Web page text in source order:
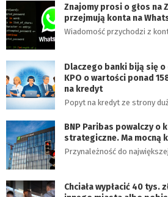
Znajomy prosi o głos na
przejmują konta na
Wiadomość przychodzi z
Dlaczego banki biją się o
KPO o wartości ponad
na kredyt
Popyt na kredyt ze strony
BNP Paribas powalczy o
strategiczne. Ma mocną
Przynależność do
Chciała wypłacić 40 tys.